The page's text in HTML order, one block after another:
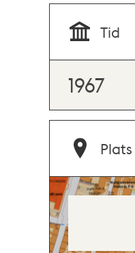
Tid
1967
Plats